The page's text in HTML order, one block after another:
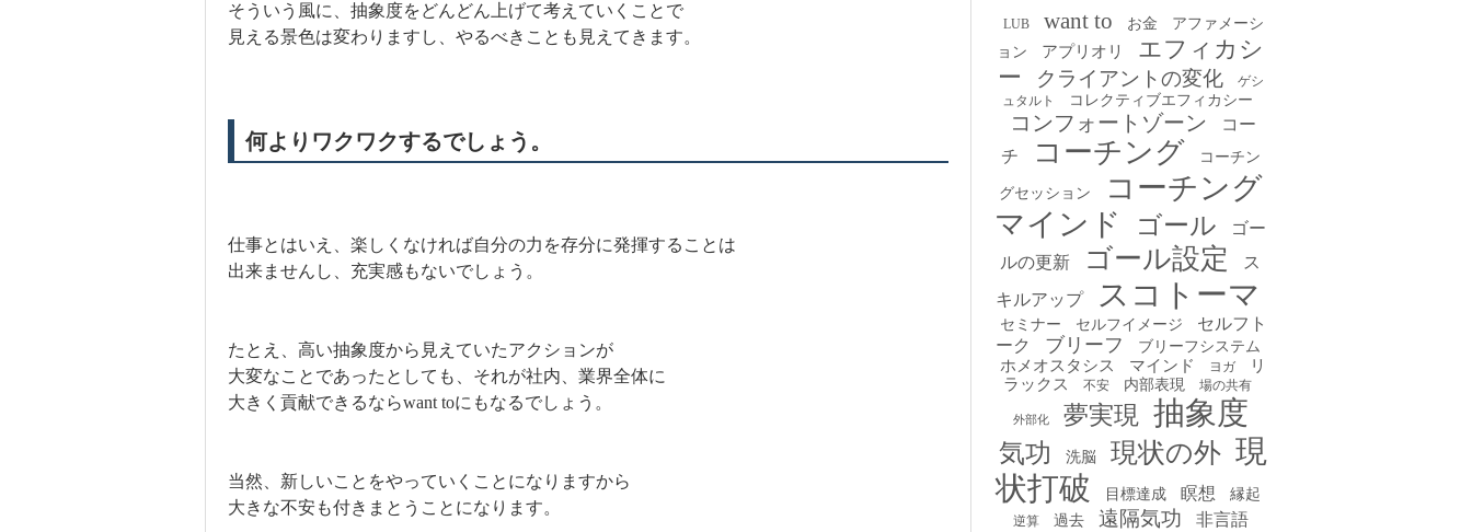
そういう風に、抽象度をどんどん上げて考えていくことで
見える景色は変わりますし、やるべきことも見えてきます。
何よりワクワクするでしょう。
仕事とはいえ、楽しくなければ自分の力を存分に発揮することは
出来ませんし、充実感もないでしょう。
たとえ、高い抽象度から見えていたアクションが
大変なことであったとしても、それが社内、業界全体に
大きく貢献できるならwant toにもなるでしょう。
当然、新しいことをやっていくことになりますから
大きな不安も付きまとうことになります。
LUB want to お金
アファメーシ
ョン
アプリオリ
エフィカシ
ー
クライアントの変化
ゲシ
ュタルト
コレクティブエフィカシー
コンフォートゾーン
コー
チ
コーチング コーチン
グセッション
コーチング
マインド
ゴール
ゴー
ルの更新
ゴール設定
ス
キルアップ
スコトーマ
セミナー セルフイメージ
セルフト
ーク
ブリーフ ブリーフシステム
ホメオスタシス マインド ヨガ
リ
ラックス
不安 内部表現 場の共有
外部化 夢実現 抽象度
気功 洗脳 現状の外 現
状打破
目標達成 瞑想 縁起
逆算 過去 遠隔気功 非言語